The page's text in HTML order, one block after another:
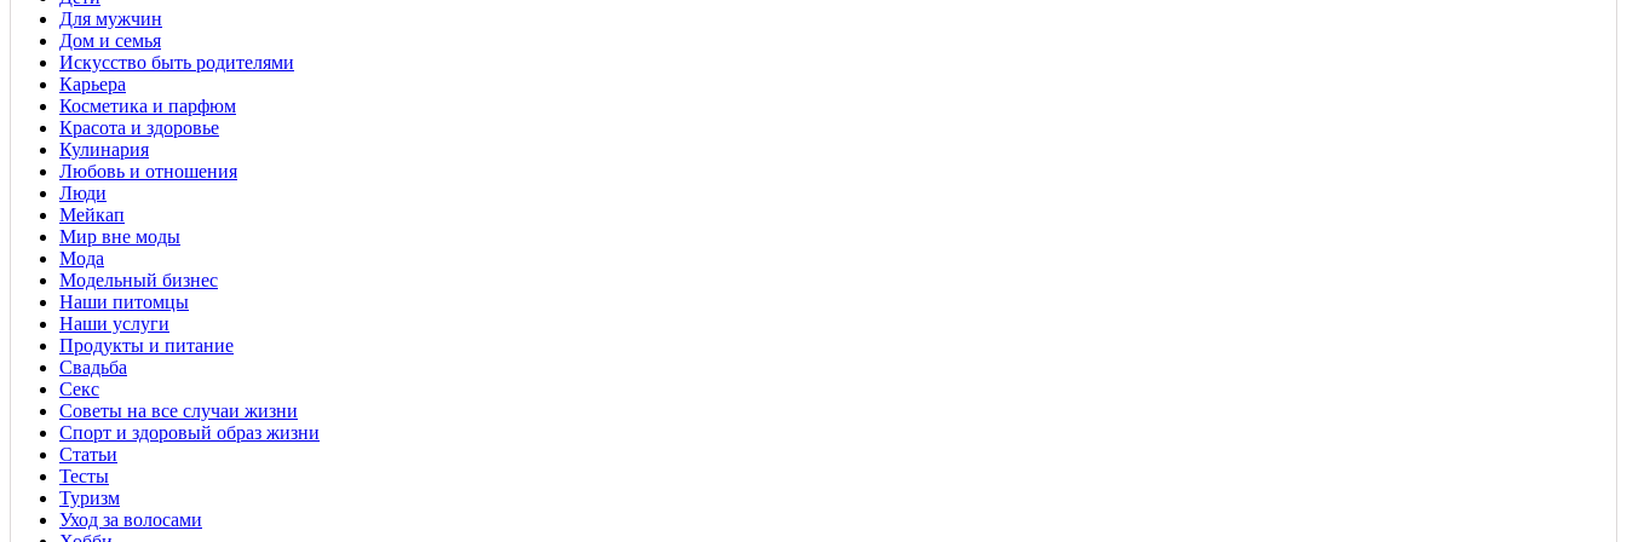
Для мужчин
Дом и семья
Искусство быть родителями
Карьера
Косметика и парфюм
Красота и здоровье
Кулинария
Любовь и отношения
Люди
Мейкап
Мир вне моды
Мода
Модельный бизнес
Наши питомцы
Наши услуги
Продукты и питание
Свадьба
Секс
Советы на все случаи жизни
Спорт и здоровый образ жизни
Статьи
Тесты
Туризм
Уход за волосами